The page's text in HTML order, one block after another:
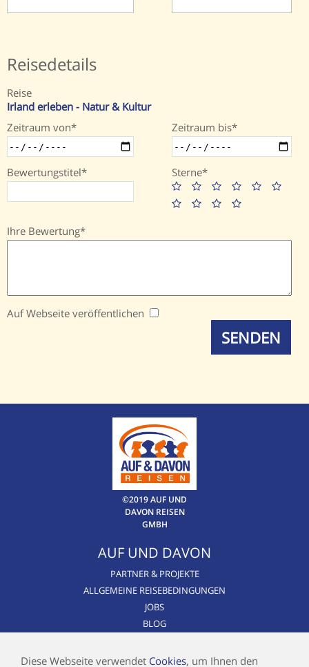
Diese Webseite verwendet Cookies, um Ihnen den
Reisedetails
Reise
Irland erleben - Natur & Kultur
Zeitraum von
Zeitraum bis
Bewertungstitel Sterne
Ihre Bewertung
Auf Webseite veröffentlichen
©2019 AUF UND
DAVON REISEN
GMBH
AUF UND DAVON
PARTNER & PROJEKTE
ALLGEMEINE REISEBEDINGUNGEN
JOBS
BLOG
AIRLINE BLACKLIST